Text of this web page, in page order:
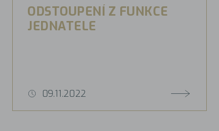
ODSTOUPENÍ Z FUNKCE
JEDNATELE
09.11.2022